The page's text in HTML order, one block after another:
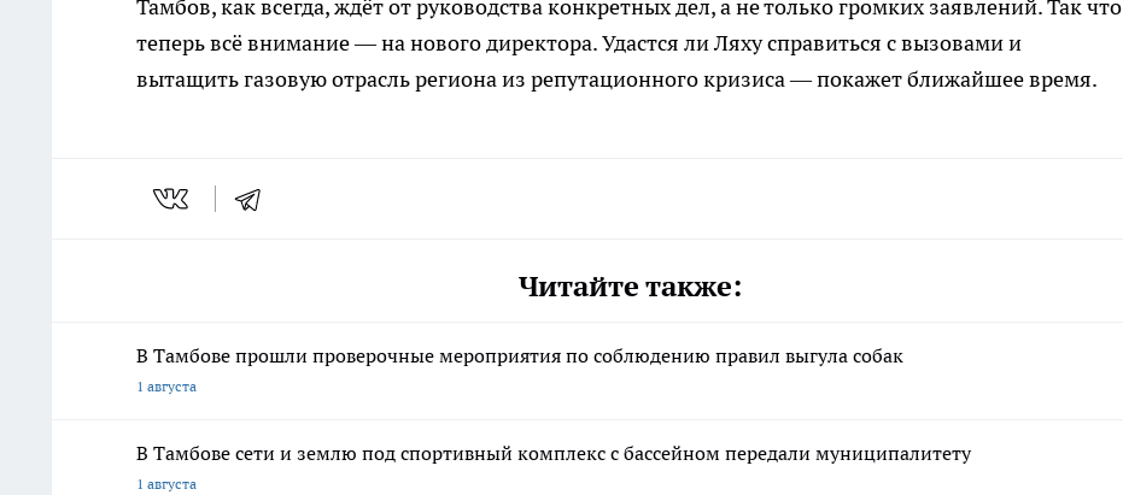
Тамбов, как всегда, ждёт от руководства конкретных дел, а не только громких заявлений. Так что
теперь всё внимание — на нового директора. Удастся ли Ляху справиться с вызовами и
вытащить газовую отрасль региона из репутационного кризиса — покажет ближайшее время.
Читайте также:
В Тамбове прошли проверочные мероприятия по соблюдению правил выгула собак
1 августа
В Тамбове сети и землю под спортивный комплекс с бассейном передали муниципалитету
1 августа